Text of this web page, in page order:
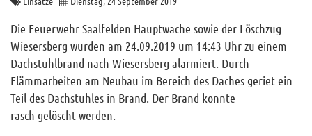
Funktionäre
Info und Tipps
Veranstaltungen
Mitgliederbereich
Die Feuerwehr Saalfelden Hauptwache sowie der Löschzug
Wiesersberg wurden am 24.09.2019 um 14:43 Uhr zu einem
Dachstuhlbrand nach Wiesersberg alarmiert. Durch
Flämmarbeiten am Neubau im Bereich des Daches geriet ein
Teil des Dachstuhles in Brand. Der Brand konnte
rasch gelöscht werden.